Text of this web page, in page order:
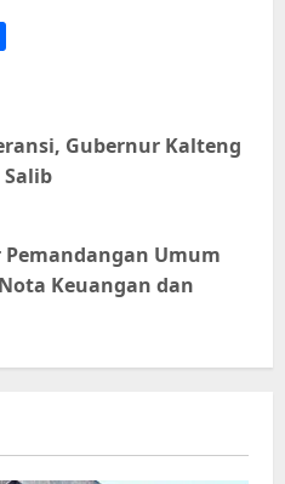
Gubernur Kalteng
Umum
Keuangan dan